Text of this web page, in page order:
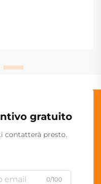
gratuito
contatterà presto.
0/100